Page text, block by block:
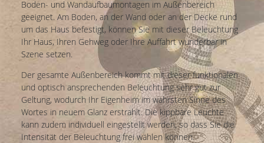
Boden- und Wandaufbaumontagen im Außenbereich
geeignet. Am Boden, an der Wand oder an der Decke rund
um das Haus befestigt, können Sie mit dieser Beleuchtung
Ihr Haus, Ihren Gehweg oder Ihre Auffahrt wunderbar in
Szene setzen.
Der gesamte Außenbereich kommt mit dieser funktionalen
und optisch ansprechenden Beleuchtung sehr gut zur
Geltung, wodurch Ihr Eigenheim im wahrsten Sinne des
Wortes in neuem Glanz erstrahlt. Die kippbare Leuchte
kann zudem individuell eingestellt werden, so dass Sie die
Intensität der Beleuchtung frei wählen können.